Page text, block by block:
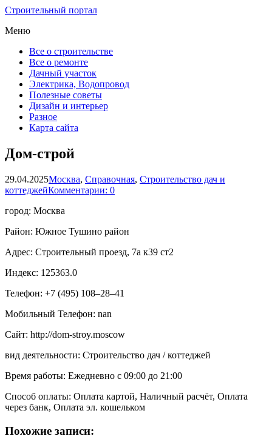
Строительный портал
Меню
Все о строительстве
Все о ремонте
Дачный участок
Электрика, Водопровод
Полезные советы
Дизайн и интерьер
Разное
Карта сайта
Дом-строй
29.04.2025Москва, Справочная, Строительство дач и
коттеджейКомментарии: 0
город: Москва
Район: Южное Тушино район
Адрес: Строительный проезд, 7а к39 ст2
Индекс: 125363.0
Телефон: +7 (495) 108‒28‒41
Мобильный Телефон: nan
Сайт: http://dom-stroy.moscow
вид деятельности: Строительство дач / коттеджей
Время работы: Ежедневно с 09:00 до 21:00
Способ оплаты: Оплата картой, Наличный расчёт, Оплата
через банк, Оплата эл. кошельком
Похожие записи: